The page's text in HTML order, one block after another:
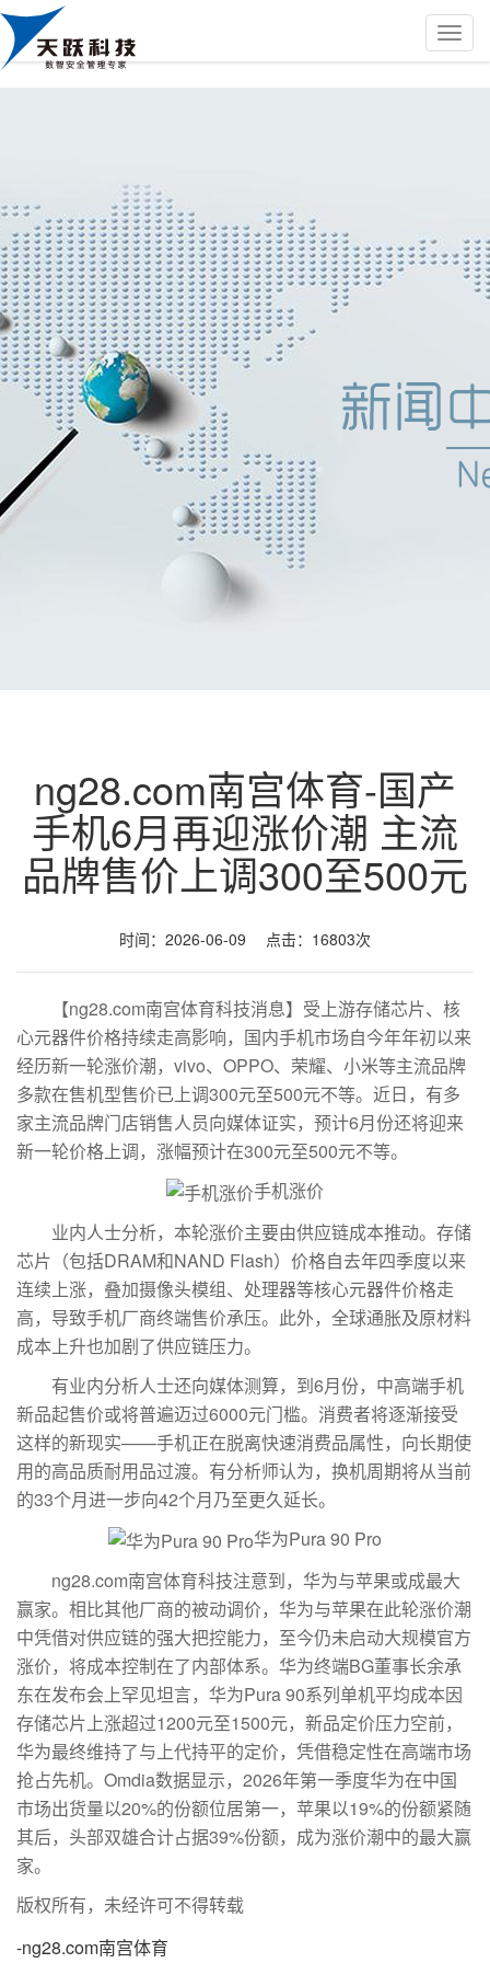
ng28.com南宫体育-国产
手机6月再迎涨价潮 主流
品牌售价上调300至500元
时间：2026-06-09 点击：16803次
【ng28.com南宫体育科技消息】受上游存储芯片、核
心元器件价格持续走高影响，国内手机市场自今年年初以来
经历新一轮涨价潮，vivo、OPPO、荣耀、小米等主流品牌
多款在售机型售价已上调300元至500元不等。近日，有多
家主流品牌门店销售人员向媒体证实，预计6月份还将迎来
新一轮价格上调，涨幅预计在300元至500元不等。
手机涨价
业内人士分析，本轮涨价主要由供应链成本推动。存储
芯片（包括DRAM和NAND Flash）价格自去年四季度以来
连续上涨，叠加摄像头模组、处理器等核心元器件价格走
高，导致手机厂商终端售价承压。此外，全球通胀及原材料
成本上升也加剧了供应链压力。
有业内分析人士还向媒体测算，到6月份，中高端手机
新品起售价或将普遍迈过6000元门槛。消费者将逐渐接受
这样的新现实——手机正在脱离快速消费品属性，向长期使
用的高品质耐用品过渡。有分析师认为，换机周期将从当前
的33个月进一步向42个月乃至更久延长。
华为Pura 90 Pro
ng28.com南宫体育科技注意到，华为与苹果或成最大
赢家。相比其他厂商的被动调价，华为与苹果在此轮涨价潮
中凭借对供应链的强大把控能力，至今仍未启动大规模官方
涨价，将成本控制在了内部体系。华为终端BG董事长余承
东在发布会上罕见坦言，华为Pura 90系列单机平均成本因
存储芯片上涨超过1200元至1500元，新品定价压力空前，
华为最终维持了与上代持平的定价，凭借稳定性在高端市场
抢占先机。Omdia数据显示，2026年第一季度华为在中国
市场出货量以20%的份额位居第一，苹果以19%的份额紧随
其后，头部双雄合计占据39%份额，成为涨价潮中的最大赢
家。
版权所有，未经许可不得转载
-ng28.com南宫体育